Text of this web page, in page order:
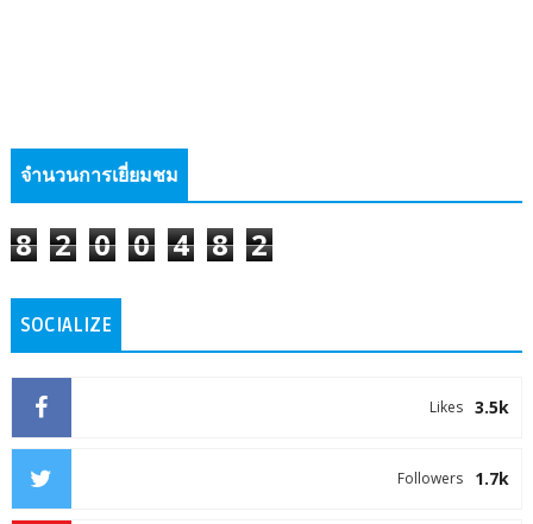
จำนวนการเยี่ยมชม
8 2 0 0 4 8 2
SOCIALIZE
3.5k
Likes
1.7k
Followers